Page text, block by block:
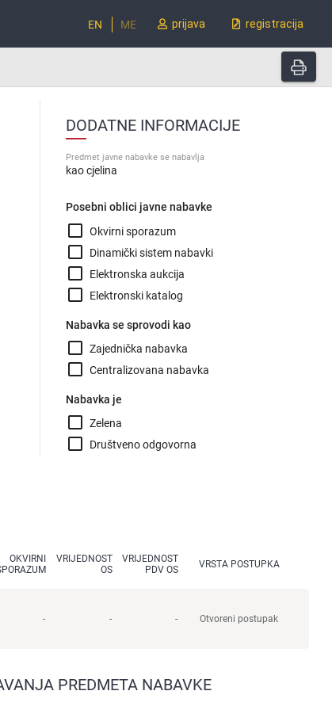
EN ME prijava registracija
DODATNE INFORMACIJE
Predmet javne nabavke se nabavlja
kao cjelina
Posebni oblici javne nabavke
check_box_outline_blank Okvirni sporazum
check_box_outline_blank Dinamički sistem nabavki
check_box_outline_blank Elektronska aukcija
check_box_outline_blank Elektronski katalog
Nabavka se sprovodi kao
check_box_outline_blank Zajednička nabavka
check_box_outline_blank Centralizovana nabavka
Nabavka je
check_box_outline_blank Zelena
check_box_outline_blank Društveno odgovorna
OKVIRNI
VRIJEDNOST
OS
VRIJEDNOST
PDV OS
VRSTA POSTUPKA
- - - Otvoreni postupak
PREDMETA NABAVKE